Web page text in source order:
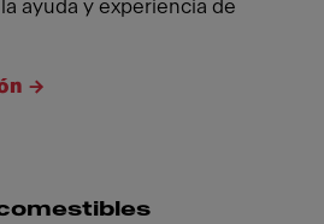
ayuda y experiencia de